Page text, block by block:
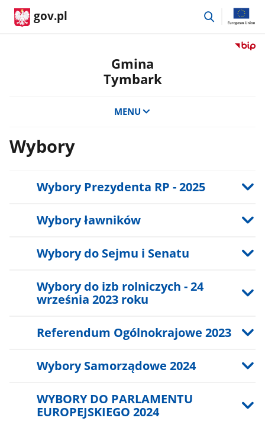
gov.pl
przejdź
Przejdź
Gmina
Tymbark
MENU
Wybory
Wybory Prezydenta RP - 2025
Wybory ławników
Wybory do Sejmu i Senatu
Wybory do izb rolniczych - 24
września 2023 roku
Referendum Ogólnokrajowe 2023
Wybory Samorządowe 2024
WYBORY DO PARLAMENTU
EUROPEJSKIEGO 2024